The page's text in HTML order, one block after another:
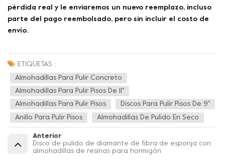
pérdida real y le enviaremos un nuevo reemplazo, incluso
parte del pago reembolsado, pero sin incluir el costo de
envío.
ETIQUETAS :
Almohadillas Para Pulir Concreto
Almohadillas Para Pulir Pisos De 11''
Almohadillas Para Pulir Pisos
Discos Para Pulir Pisos De 9''
Anillo Para Pulir Pisos Almohadillas De Pulido En Seco
Anterior
Disco de pulido de diamante de fibra de esponja con
almohadillas de resinas para hormigón